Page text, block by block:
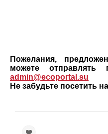
Пожелания,
можете отправлять
admin@ecoportal.su
Не забудьте посетить